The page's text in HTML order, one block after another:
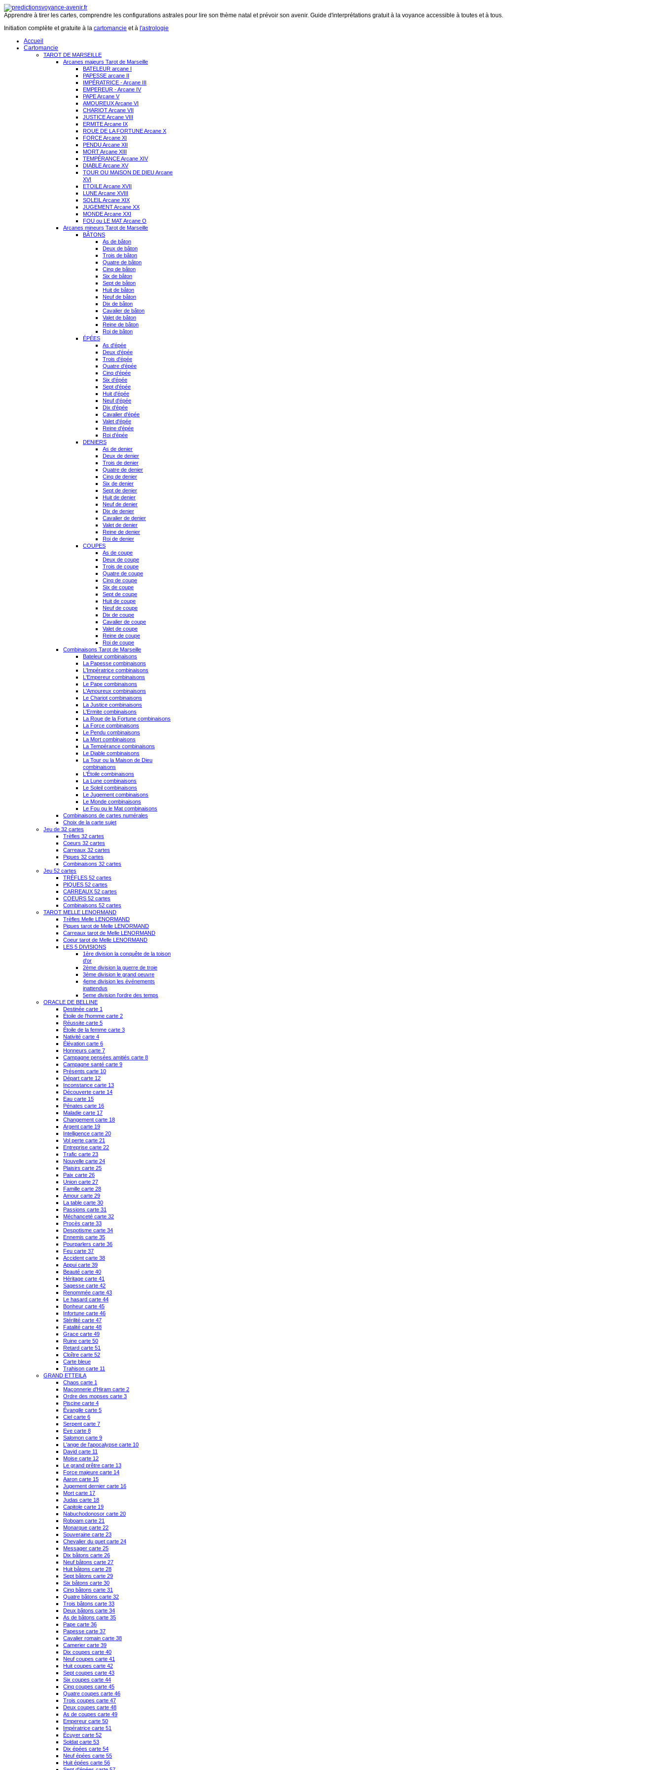
Apprendre à tirer les cartes, comprendre les configurations astrales pour lire son thème natal et prévoir son avenir. Guide d'interprétations gratuit à la voyance accessible à toutes et à tous.
Initiation complète et gratuite à la cartomancie et à l'astrologie
Accueil
Cartomancie
TAROT DE MARSEILLE
Arcanes majeurs Tarot de Marseille
BATELEUR arcane I
PAPESSE arcane II
IMPÉRATRICE - Arcane III
EMPEREUR - Arcane IV
PAPE Arcane V
AMOUREUX Arcane VI
CHARIOT Arcane VII
JUSTICE Arcane VIII
ERMITE Arcane IX
ROUE DE LA FORTUNE Arcane X
FORCE Arcane XI
PENDU Arcane XII
MORT Arcane XIII
TEMPÉRANCE Arcane XIV
DIABLE Arcane XV
TOUR OU MAISON DE DIEU Arcane
XVI
ETOILE Arcane XVII
LUNE Arcane XVIII
SOLEIL Arcane XIX
JUGEMENT Arcane XX
MONDE Arcane XXI
FOU ou LE MAT Arcane O
Arcanes mineurs Tarot de Marseille
BÂTONS
As de bâton
Deux de bâton
Trois de bâton
Quatre de bâton
Cinq de bâton
Six de bâton
Sept de bâton
Huit de bâton
Neuf de bâton
Dix de bâton
Cavalier de bâton
Valet de bâton
Reine de bâton
Roi de bâton
ÉPÉES
As d'épée
Deux d'épée
Trois d'épée
Quatre d'épée
Cinq d'épée
Six d'épée
Sept d'épée
Huit d'épée
Neuf d'épée
Dix d'épée
Cavalier d'épée
Valet d'épée
Reine d'épée
Roi d'épée
DENIERS
As de denier
Deux de denier
Trois de denier
Quatre de denier
Cinq de denier
Six de denier
Sept de denier
Huit de denier
Neuf de denier
Dix de denier
Cavalier de denier
Valet de denier
Reine de denier
Roi de denier
COUPES
As de coupe
Deux de coupe
Trois de coupe
Quatre de coupe
Cinq de coupe
Six de coupe
Sept de coupe
Huit de coupe
Neuf de coupe
Dix de coupe
Cavalier de coupe
Valet de coupe
Reine de coupe
Roi de coupe
Combinaisons Tarot de Marseille
Bateleur combinaisons
La Papesse combinaisons
L'Impératrice combinaisons
L'Empereur combinaisons
Le Pape combinaisons
L'Amoureux combinaisons
Le Chariot combinaisons
La Justice combinaisons
L'Ermite combinaisons
La Roue de la Fortune combinaisons
La Force combinaisons
Le Pendu combinaisons
La Mort combinaisons
La Tempérance combinaisons
Le Diable combinaisons
La Tour ou la Maison de Dieu
combinaisons
L'Étoile combinaisons
La Lune combinaisons
Le Soleil combinaisons
Le Jugement combinaisons
Le Monde combinaisons
Le Fou ou le Mat combinaisons
Combinaisons de cartes numérales
Choix de la carte sujet
Jeu de 32 cartes
Trèfles 32 cartes
Coeurs 32 cartes
Carreaux 32 cartes
Piques 32 cartes
Combinaisons 32 cartes
Jeu 52 cartes
TRÈFLES 52 cartes
PIQUES 52 cartes
CARREAUX 52 cartes
COEURS 52 cartes
Combinaisons 52 cartes
TAROT MELLE LENORMAND
Trèfles Melle LENORMAND
Piques tarot de Melle LENORMAND
Carreaux tarot de Melle LENORMAND
Coeur tarot de Melle LENORMAND
LES 5 DIVISIONS
1ère division la conquête de la toison
d'or
2ème division la guerre de troie
3ème division le grand oeuvre
4eme division les événements
inattendus
5eme division l'ordre des temps
ORACLE DE BELLINE
Destinée carte 1
Étoile de l'homme carte 2
Réussite carte 5
Étoile de la femme carte 3
Nativité carte 4
Élévation carte 6
Honneurs carte 7
Campagne pensées amitiés carte 8
Campagne santé carte 9
Présents carte 10
Départ carte 12
Inconstance carte 13
Découverte carte 14
Eau carte 15
Pénates carte 16
Maladie carte 17
Changement carte 18
Argent carte 19
Intelligence carte 20
Vol perte carte 21
Entreprise carte 22
Trafic carte 23
Nouvelle carte 24
Plaisirs carte 25
Paix carte 26
Union carte 27
Famille carte 28
Amour carte 29
La table carte 30
Passions carte 31
Méchanceté carte 32
Procès carte 33
Despotisme carte 34
Ennemis carte 35
Pourparlers carte 36
Feu carte 37
Accident carte 38
Appui carte 39
Beauté carte 40
Héritage carte 41
Sagesse carte 42
Renommée carte 43
Le hasard carte 44
Bonheur carte 45
Infortune carte 46
Stérilité carte 47
Fatalité carte 48
Grace carte 49
Ruine carte 50
Retard carte 51
Cloître carte 52
Carte bleue
Trahison carte 11
GRAND ETTEILA
Chaos carte 1
Maçonnerie d'Hiram carte 2
Ordre des mopses carte 3
Piscine carte 4
Évangile carte 5
Ciel carte 6
Serpent carte 7
Eve carte 8
Salomon carte 9
L'ange de l'apocalypse carte 10
David carte 11
Moise carte 12
Le grand prêtre carte 13
Force majeure carte 14
Aaron carte 15
Jugement dernier carte 16
Mort carte 17
Judas carte 18
Capitole carte 19
Nabuchodonosor carte 20
Roboam carte 21
Monarque carte 22
Souveraine carte 23
Chevalier du guet carte 24
Messager carte 25
Dix bâtons carte 26
Neuf bâtons carte 27
Huit bâtons carte 28
Sept bâtons carte 29
Six bâtons carte 30
Cinq bâtons carte 31
Quatre bâtons carte 32
Trois bâtons carte 33
Deux bâtons carte 34
As de bâtons carte 35
Pape carte 36
Papesse carte 37
Cavalier romain carte 38
Camerier carte 39
Dix coupes carte 40
Neuf coupes carte 41
Huit coupes carte 42
Sept coupes carte 43
Six coupes carte 44
Cinq coupes carte 45
Quatre coupes carte 46
Trois coupes carte 47
Deux coupes carte 48
As de coupes carte 49
Empereur carte 50
Impératrice carte 51
Écuyer carte 52
Soldat carte 53
Dix épées carte 54
Neuf épées carte 55
Huit épées carte 56